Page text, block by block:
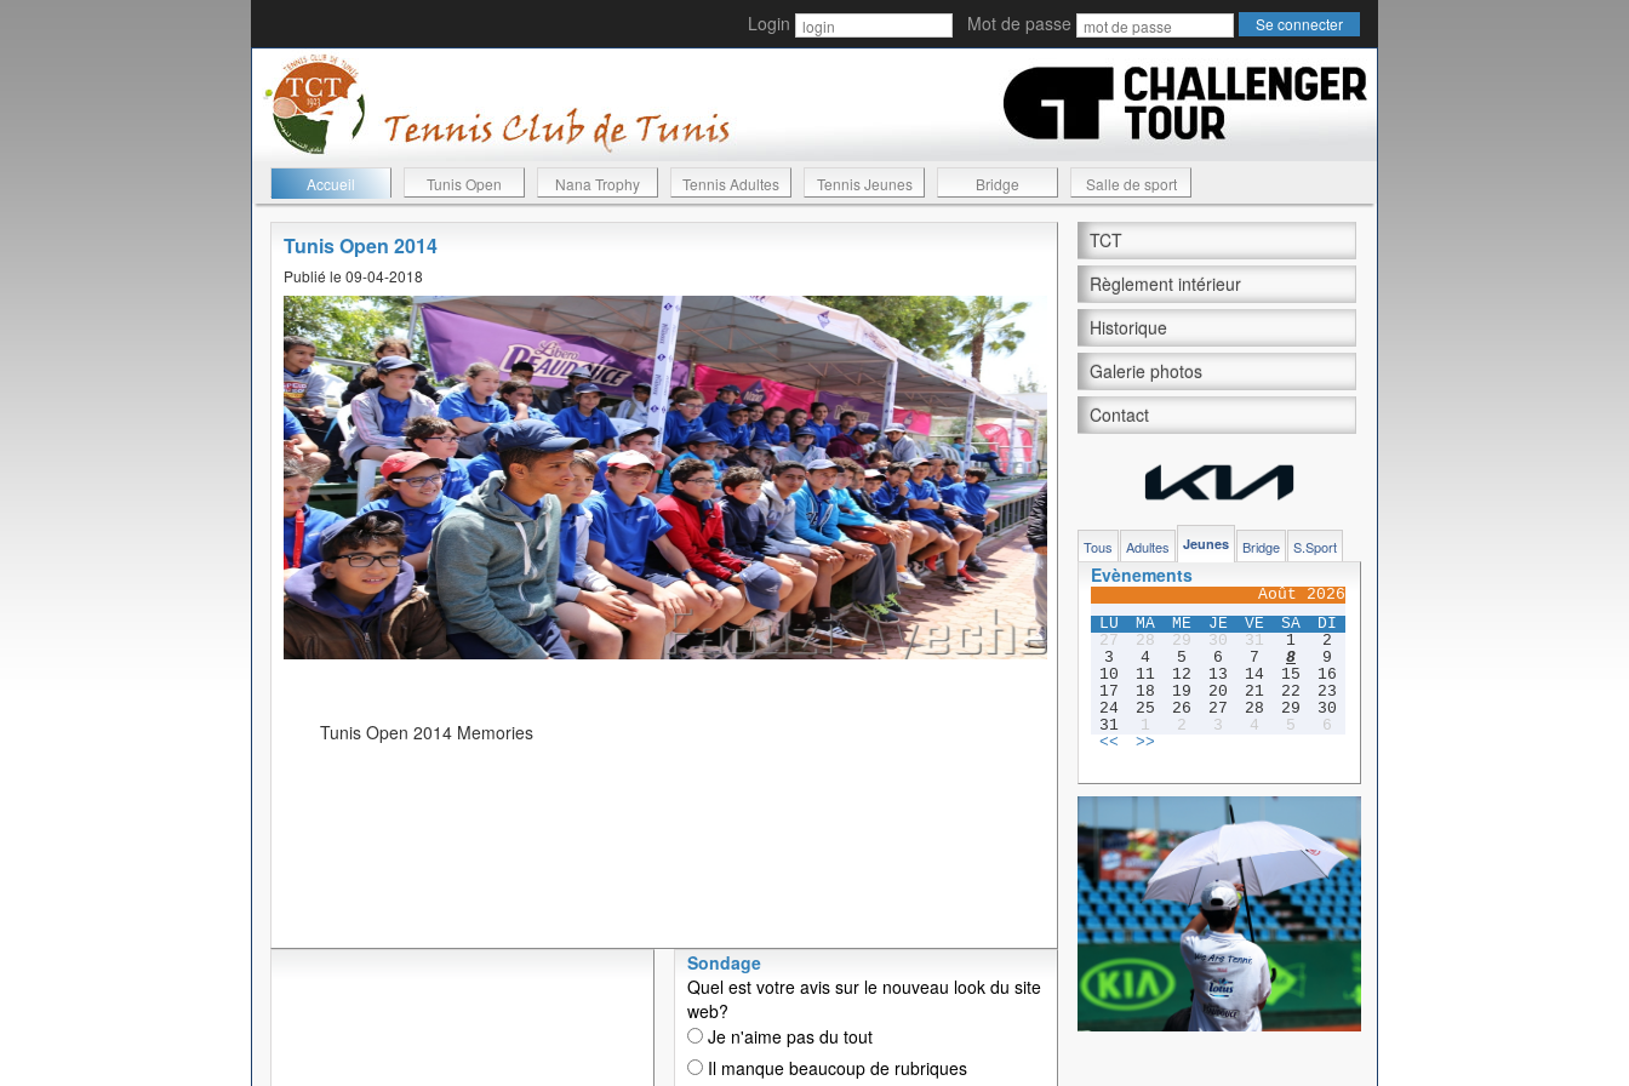
Login Mot de passe
Accueil Tunis Open Nana Trophy Tennis Adultes Tennis Jeunes Bridge Salle de sport
Tunis Open 2014
Publié le 09-04-2018
Tunis Open 2014 Memories
Sondage
Quel est votre avis sur le nouveau look du site
web?
Je n'aime pas du tout
Il manque beaucoup de rubriques
TCT
Règlement intérieur
Historique
Galerie photos
Contact
Tous Adultes Jeunes Bridge S.Sport
Evènements
Août 2026
LU
MA ME JE VE SA
DI
27
28 29 30 31 1
2
3
4 5 6 7 8
9
10
11 12 13 14 15
16
17
18 19 20 21 22
23
24
25 26 27 28 29
30
31
1 2 3 4 5
6
<<
>>